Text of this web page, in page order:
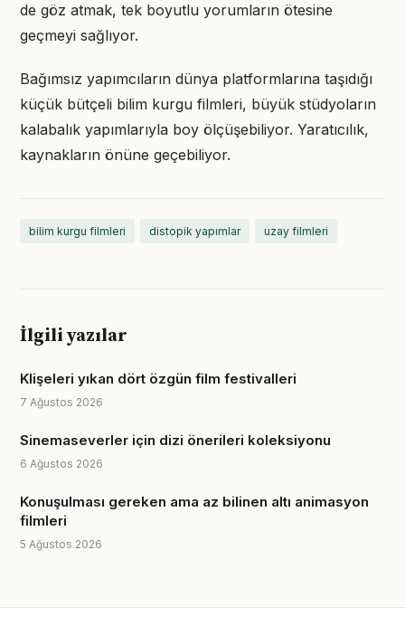
de göz atmak, tek boyutlu yorumların ötesine
geçmeyi sağlıyor.
Bağımsız yapımcıların dünya platformlarına taşıdığı
küçük bütçeli bilim kurgu filmleri, büyük stüdyoların
kalabalık yapımlarıyla boy ölçüşebiliyor. Yaratıcılık,
kaynakların önüne geçebiliyor.
bilim kurgu filmleri distopik yapımlar uzay filmleri
İlgili yazılar
Klişeleri yıkan dört özgün film festivalleri
7 Ağustos 2026
Sinemaseverler için dizi önerileri koleksiyonu
6 Ağustos 2026
Konuşulması gereken ama az bilinen altı animasyon
filmleri
5 Ağustos 2026